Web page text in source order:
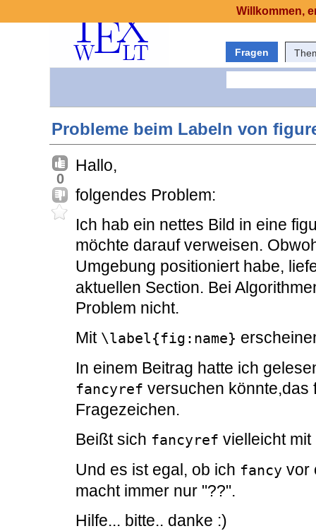
Fragen
Probleme beim Labeln von
0
Hallo,
folgendes Problem:
Ich hab ein nettes Bild in eine
möchte darauf verweisen.
Umgebung positioniert habe,
aktuellen Section. Bei
Problem nicht.
Mit \label{fig:name}
In einem Beitrag hatte ich
fancyref versuchen könnte,das
Fragezeichen.
Beißt sich fancyref vielleicht mit
Und es ist egal, ob ich fancy vor
macht immer nur "??".
Hilfe... bitte.. danke :)
Willkommen,